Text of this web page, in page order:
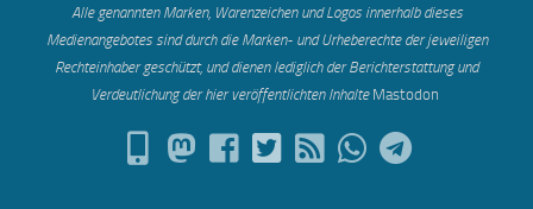
Alle genannten Marken, Warenzeichen und Logos innerhalb dieses
Medienangebotes sind durch die Marken- und Urheberechte der jeweiligen
Rechteinhaber geschützt, und dienen lediglich der Berichterstattung und
Verdeutlichung der hier veröffentlichten Inhalte Mastodon